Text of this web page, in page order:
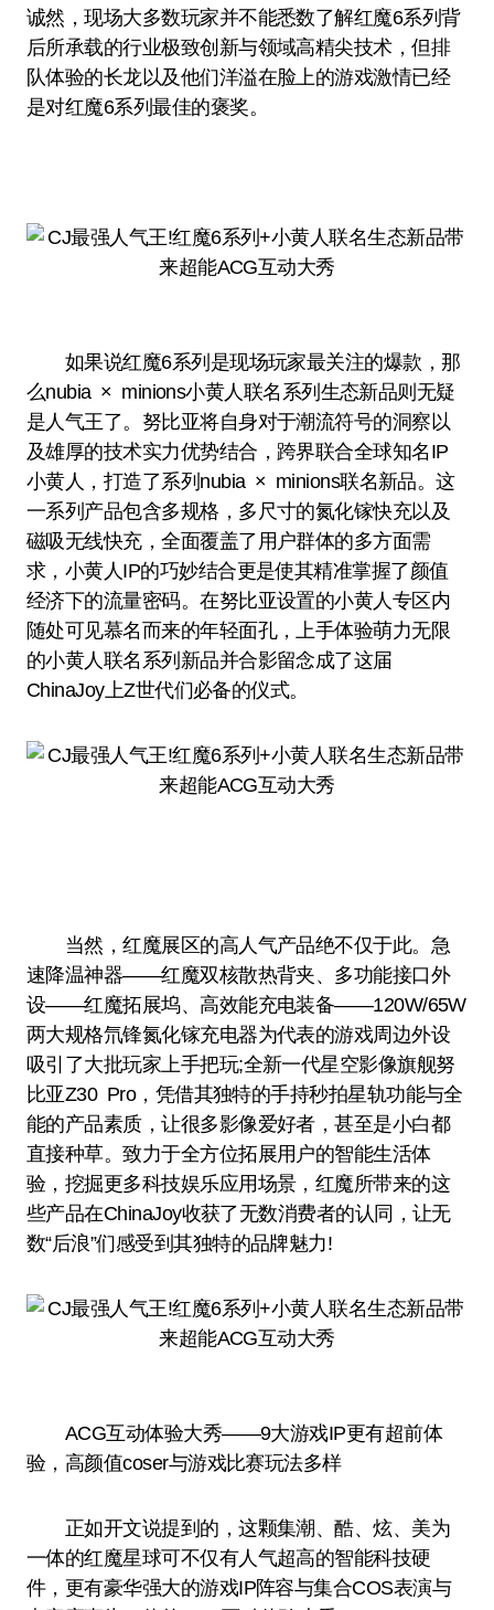
诚然，现场大多数玩家并不能悉数了解红魔6系列背
后所承载的行业极致创新与领域高精尖技术，但排
队体验的长龙以及他们洋溢在脸上的游戏激情已经
是对红魔6系列最佳的褒奖。
如果说红魔6系列是现场玩家最关注的爆款，那
么nubia × minions小黄人联名系列生态新品则无疑
是人气王了。努比亚将自身对于潮流符号的洞察以
及雄厚的技术实力优势结合，跨界联合全球知名IP
小黄人，打造了系列nubia × minions联名新品。这
一系列产品包含多规格，多尺寸的氮化镓快充以及
磁吸无线快充，全面覆盖了用户群体的多方面需
求，小黄人IP的巧妙结合更是使其精准掌握了颜值
经济下的流量密码。在努比亚设置的小黄人专区内
随处可见慕名而来的年轻面孔，上手体验萌力无限
的小黄人联名系列新品并合影留念成了这届
ChinaJoy上Z世代们必备的仪式。
当然，红魔展区的高人气产品绝不仅于此。急
速降温神器——红魔双核散热背夹、多功能接口外
设——红魔拓展坞、高效能充电装备——120W/65W
两大规格氘锋氮化镓充电器为代表的游戏周边外设
吸引了大批玩家上手把玩;全新一代星空影像旗舰努
比亚Z30 Pro，凭借其独特的手持秒拍星轨功能与全
能的产品素质，让很多影像爱好者，甚至是小白都
直接种草。致力于全方位拓展用户的智能生活体
验，挖掘更多科技娱乐应用场景，红魔所带来的这
些产品在ChinaJoy收获了无数消费者的认同，让无
数“后浪”们感受到其独特的品牌魅力!
ACG互动体验大秀——9大游戏IP更有超前体
验，高颜值coser与游戏比赛玩法多样
正如开文说提到的，这颗集潮、酷、炫、美为
一体的红魔星球可不仅有人气超高的智能科技硬
件，更有豪华强大的游戏IP阵容与集合COS表演与